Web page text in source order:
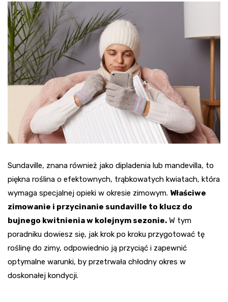
Sundaville, znana również jako dipladenia lub mandevilla, to
piękna roślina o efektownych, trąbkowatych kwiatach, która
wymaga specjalnej opieki w okresie zimowym. Właściwe
zimowanie i przycinanie sundaville to klucz do
bujnego kwitnienia w kolejnym sezonie. W tym
poradniku dowiesz się, jak krok po kroku przygotować tę
roślinę do zimy, odpowiednio ją przyciąć i zapewnić
optymalne warunki, by przetrwała chłodny okres w
doskonałej kondycji.